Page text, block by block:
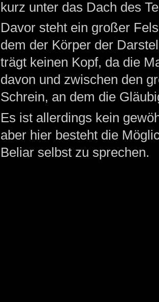
kurz unter das Dach des
Davor steht ein großer
dem der Körper der
trägt keinen Kopf, da die
davon und zwischen den
Schrein, an dem die
Es ist allerdings kein
aber hier besteht die
Beliar selbst zu sprechen.